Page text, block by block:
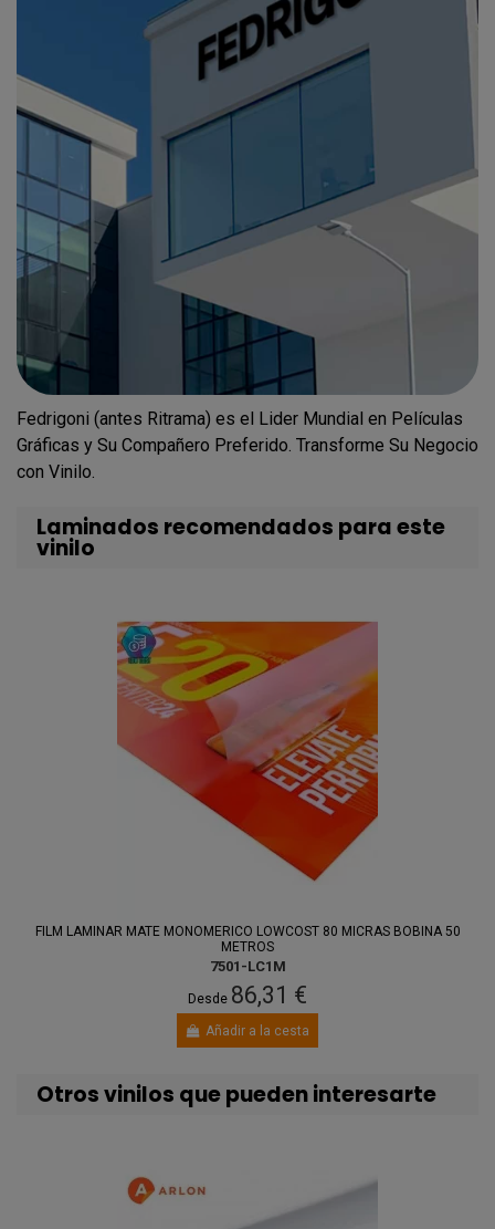
Fedrigoni (antes Ritrama) es el Lider Mundial en Películas
Gráficas y Su Compañero Preferido. Transforme Su Negocio
con Vinilo.
Laminados recomendados para este
vinilo
FILM LAMINAR MATE MONOMERICO LOWCOST 80 MICRAS BOBINA 50
METROS
7501-LC1M
Desde 86,31 €
Añadir a la cesta
Otros vinilos que pueden interesarte